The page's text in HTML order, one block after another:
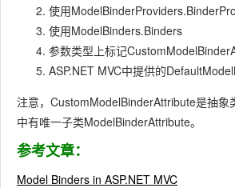
使用
使用ModelBinders.Binders
参数类型上标记
ASP.NET MVC中提供的
注意，CustomModelBinderAttribute是抽象
中有唯一子类ModelBinderAttribute。
参考文章：
Model Binders in ASP.NET MVC